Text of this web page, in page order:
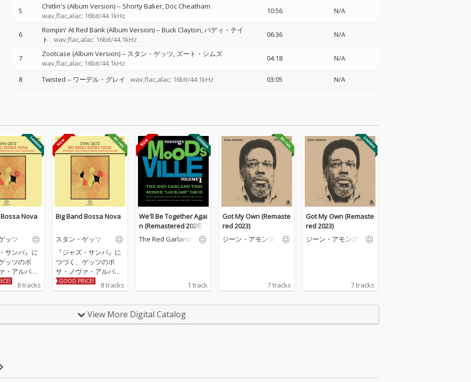
5 Chitlin's (Album Version)-- Shorty Baker Doc Cheatham
wav,flac,alac: 16bit/44.1kHz
10:56 N/A
6 Rompin' At Red Bank (Album Version)--Buck Clayton バディ・テイ
ト
wav,flac,alac: 16bit/44.1kHz
06:36 N/A
7 Zootcase (Album Version)-- スタン・ゲッツ ズート・シムズ
wav,flac,alac: 16bit/44.1kHz
04:18 N/A
8 Twisted -- ワーデル・グレイ wav,flac,alac: 16bit/44.1kHz 03:05 N/A
Nova
ッツ
サンバ』に
ッツのボ
・アルバム
年作品。
ッツが初め
ョンを優美
ョビンとも
8 tracks
Big Band Bossa Nova
スタン・ゲッツ
『ジャズ・サンバ』に
つづく、ゲッツのボ
サ・ノヴァ・アルバム
第2弾。1963年作品。
スタン・ゲッツが初め
ストたちと本格的に共
演した名作。ギターの
に展開。ジョビンとも
GOOD PRICE! 8 tracks
We'll Be Together Agai
n (Remastered 2026)
The Red Garland T
1 track
Got My Own (Remaste
red 2023)
ジーン・アモンズ
7 tracks
Got My Own (Remaste
red 2023)
ジーン・アモンズ
7 tracks
View More Digital Catalog